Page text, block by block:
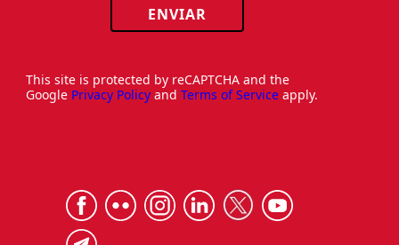
ENVIAR
This site is protected by reCAPTCHA and the
Google Privacy Policy and Terms of Service apply.